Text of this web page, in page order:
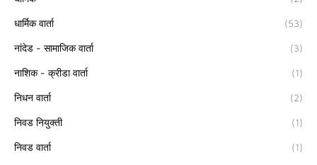
धार्मिक वार्ता (53)
नांदेड - सामाजिक वार्ता (3)
नाशिक - क्रीडा वार्ता (1)
निधन वार्ता (2)
निवड नियुक्ती (1)
निवड वार्ता (1)